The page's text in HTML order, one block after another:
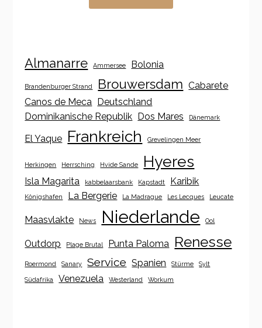
Almanarre Ammersee Bolonia
Brandenburger Strand Brouwersdam Cabarete
Canos de Meca
Deutschland
Dominikanische Republik
Dos Mares Dänemark
El Yaque Frankreich Grevelingen Meer
Herkingen Herrsching Hvide Sande Hyeres
Isla Magarita kabbelaarsbank Kapstadt Karibik
Königshafen La Bergerie La Madrague Les Lecques Leucate
Maasvlakte News Niederlande Ool
Outdorp Plage Brutal Punta Paloma Renesse
Roermond Sanary Service Spanien Stürme Sylt
Südafrika Venezuela Westerland Workum